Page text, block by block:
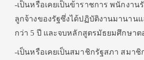
-เป็นหรือเคยเป็นข้าราชการ พนักงาน
ลูกจ้างของรัฐซึ่งได้ปฏิบัติงานมานาน
กว่า 5 ปี และจบหลักสูตรมัธยมศึกษา
-เป็นหรือเคยเป็นสมาชิกรัฐสภา สมาชิ